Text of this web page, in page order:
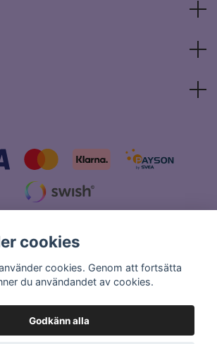
cookies
cookies. Genom att fortsätta
du användandet av cookies.
Godkänn alla